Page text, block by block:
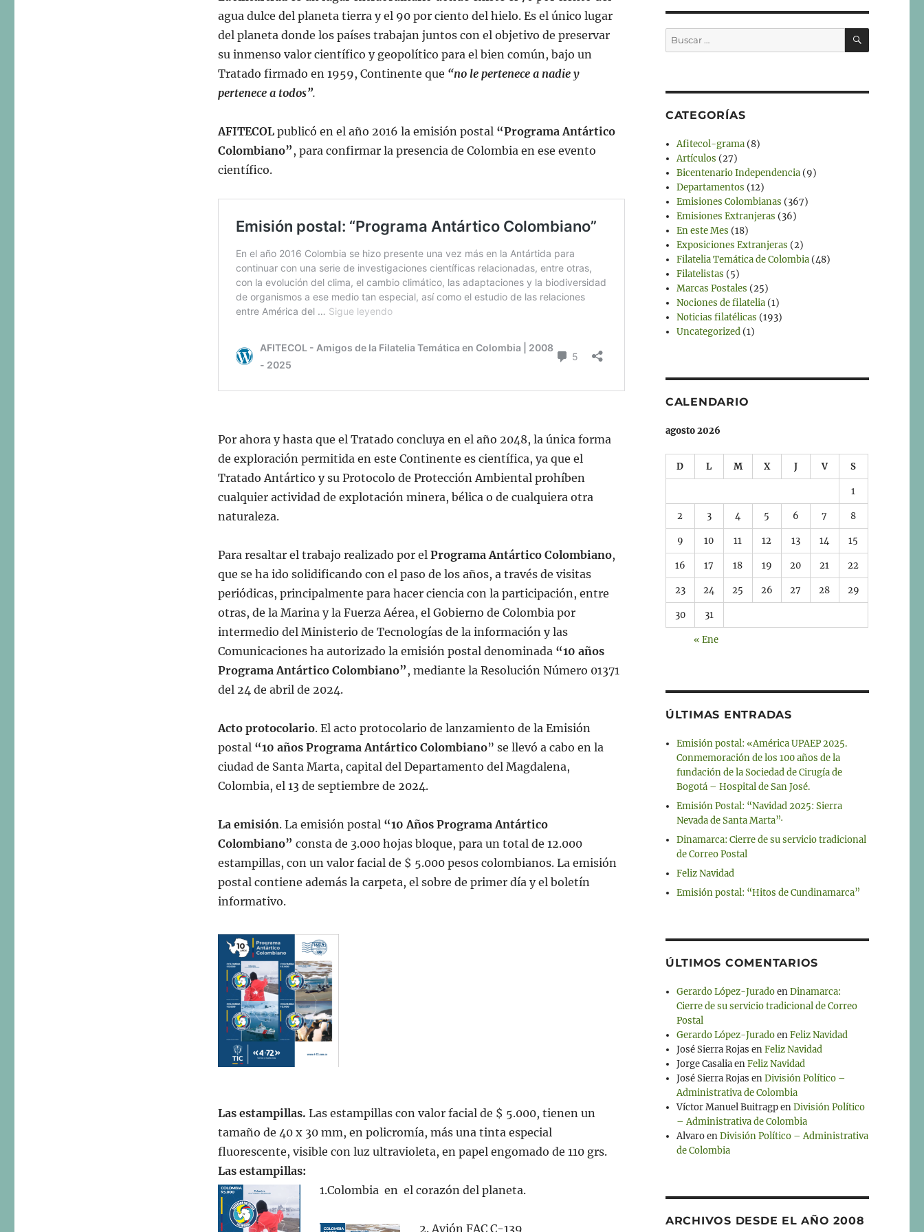
agua dulce del planeta tierra y el 90 por ciento del hielo. Es el único lugar
del planeta donde los países trabajan juntos con el objetivo de preservar
su inmenso valor científico y geopolítico para el bien común, bajo un
Tratado firmado en 1959, Continente que “no le pertenece a nadie y
pertenece a todos”.
AFITECOLpublicó en el año 2016 la emisión postal “Programa Antártico
Colombiano” , para confirmar la presencia de Colombia en ese evento
científico.
Por ahora y hasta que el Tratado concluya en el año 2048, la única forma
de exploración permitida en este Continente es científica, ya que el
Tratado Antártico y su Protocolo de Protección Ambiental prohíben
cualquier actividad de explotación minera, bélica o de cualquiera otra
naturaleza.
Para resaltar el trabajo realizado por el Programa Antártico Colombiano,
que se ha ido solidificando con el paso de los años, a través de visitas
periódicas, principalmente para hacer ciencia con la participación, entre
otras, de la Marina y la Fuerza Aérea, el Gobierno de Colombia por
intermedio del Ministerio de Tecnologías de la información y las
Comunicaciones ha autorizado la emisión postal denominada “10 años
Programa Antártico Colombiano” , mediante la Resolución Número 01371
del 24 de abril de 2024.
Acto protocolario. El acto protocolario de lanzamiento de la Emisión
postal “10 años Programa Antártico Colombiano” se llevó a cabo en la
ciudad de Santa Marta, capital del Departamento del Magdalena,
Colombia, el 13 de septiembre de 2024.
La emisión. La emisión postal “10 Años Programa Antártico
Colombiano” consta de 3.000 hojas bloque, para un total de 12.000
estampillas, con un valor facial de $ 5.000 pesos colombianos. La emisión
postal contiene además la carpeta, el sobre de primer día y el boletín
informativo.
Las estampillas. Las estampillas con valor facial de $ 5.000, tienen un
tamaño de 40 x 30 mm, en policromía, más una tinta especial
fluorescente, visible con luz ultravioleta, en papel engomado de 110 grs.
Las estampillas:
1.Colombia en el corazón del planeta.
2. Avión FAC C-139
Buscar
por:
BUSCAR
CATEGORÍAS
Afitecol-grama (8)
Artículos (27)
Bicentenario Independencia (9)
Departamentos (12)
Emisiones Colombianas (367)
Emisiones Extranjeras (36)
En este Mes (18)
Exposiciones Extranjeras (2)
Filatelia Temática de Colombia (48)
Filatelistas (5)
Marcas Postales (25)
Nociones de filatelia (1)
Noticias filatélicas (193)
Uncategorized (1)
CALENDARIO
agosto 2026
D L M X J V S
1
2 3 4 5 6 7 8
9 10 11 12 13 14 15
16 17 18 19 20 21 22
23 24 25 26 27 28 29
30 31
« Ene
ÚLTIMAS ENTRADAS
Emisión postal: «América UPAEP 2025.
Conmemoración de los 100 años de la
fundación de la Sociedad de Cirugía de
Bogotá – Hospital de San José.
Emisión Postal: “Navidad 2025: Sierra
Nevada de Santa Marta”·
Dinamarca: Cierre de su servicio tradicional
de Correo Postal
Feliz Navidad
Emisión postal: “Hitos de Cundinamarca”
ÚLTIMOS COMENTARIOS
Gerardo López-JuradoenDinamarca:
Cierre de su servicio tradicional de Correo
Postal
Gerardo López-JuradoenFeliz Navidad
José Sierra Rojas enFeliz Navidad
Jorge CasaliaenFeliz Navidad
José Sierra Rojas enDivisión Político –
Administrativa de Colombia
Víctor Manuel BuitragpenDivisión Político
– Administrativa de Colombia
AlvaroenDivisión Político – Administrativa
de Colombia
ARCHIVOS DESDE EL AÑO 2008